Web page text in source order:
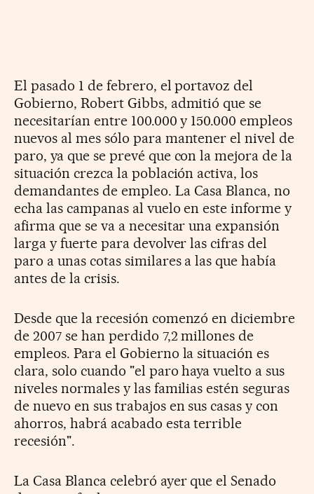
El pasado 1 de febrero, el portavoz del
Gobierno, Robert Gibbs, admitió que se
necesitarían entre 100.000 y 150.000 empleos
nuevos al mes sólo para mantener el nivel de
paro, ya que se prevé que con la mejora de la
situación crezca la población activa, los
demandantes de empleo. La Casa Blanca, no
echa las campanas al vuelo en este informe y
afirma que se va a necesitar una expansión
larga y fuerte para devolver las cifras del
paro a unas cotas similares a las que había
antes de la crisis.
Desde que la recesión comenzó en diciembre
de 2007 se han perdido 7,2 millones de
empleos. Para el Gobierno la situación es
clara, solo cuando "el paro haya vuelto a sus
niveles normales y las familias estén seguras
de nuevo en sus trabajos en sus casas y con
ahorros, habrá acabado esta terrible
recesión".
La Casa Blanca celebró ayer que el Senado